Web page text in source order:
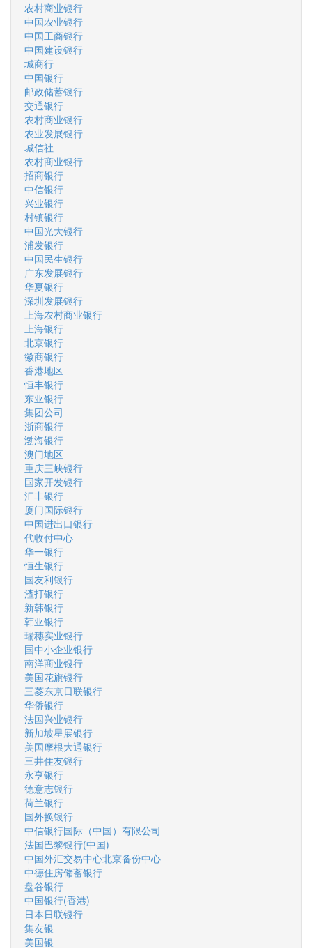
农村商业银行
中国农业银行
中国工商银行
中国建设银行
城商行
中国银行
邮政储蓄银行
交通银行
农村商业银行
农业发展银行
城信社
农村商业银行
招商银行
中信银行
兴业银行
村镇银行
中国光大银行
浦发银行
中国民生银行
广东发展银行
华夏银行
深圳发展银行
上海农村商业银行
上海银行
北京银行
徽商银行
香港地区
恒丰银行
东亚银行
集团公司
浙商银行
渤海银行
澳门地区
重庆三峡银行
国家开发银行
汇丰银行
厦门国际银行
中国进出口银行
代收付中心
华一银行
恒生银行
国友利银行
渣打银行
新韩银行
韩亚银行
瑞穗实业银行
国中小企业银行
南洋商业银行
美国花旗银行
三菱东京日联银行
华侨银行
法国兴业银行
新加坡星展银行
美国摩根大通银行
三井住友银行
永亨银行
德意志银行
荷兰银行
国外换银行
中信银行国际（中国）有限公司
法国巴黎银行(中国)
中国外汇交易中心北京备份中心
中德住房储蓄银行
盘谷银行
中国银行(香港)
日本日联银行
集友银
美国银